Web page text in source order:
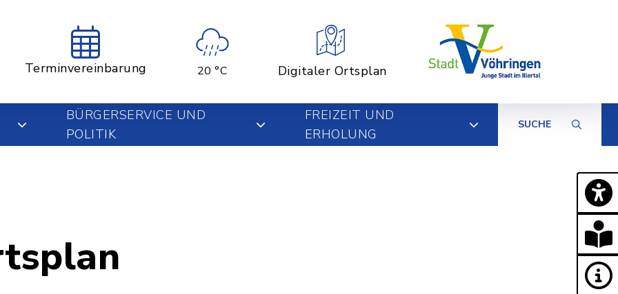
Terminvereinbarung 20 °C Digitaler Ortsplan
BÜRGERSERVICE UND
POLITIK
FREIZEIT UND
ERHOLUNG
SUCHE